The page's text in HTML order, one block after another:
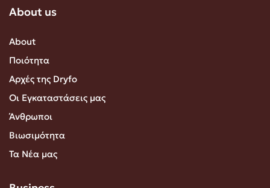
About us
About
Ποιότητα
Αρχές της Dryfo
Οι Εγκαταστάσεις μας
Άνθρωποι
Βιωσιμότητα
Τα Νέα μας